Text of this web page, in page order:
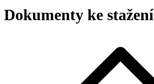
Dokumenty ke stažení